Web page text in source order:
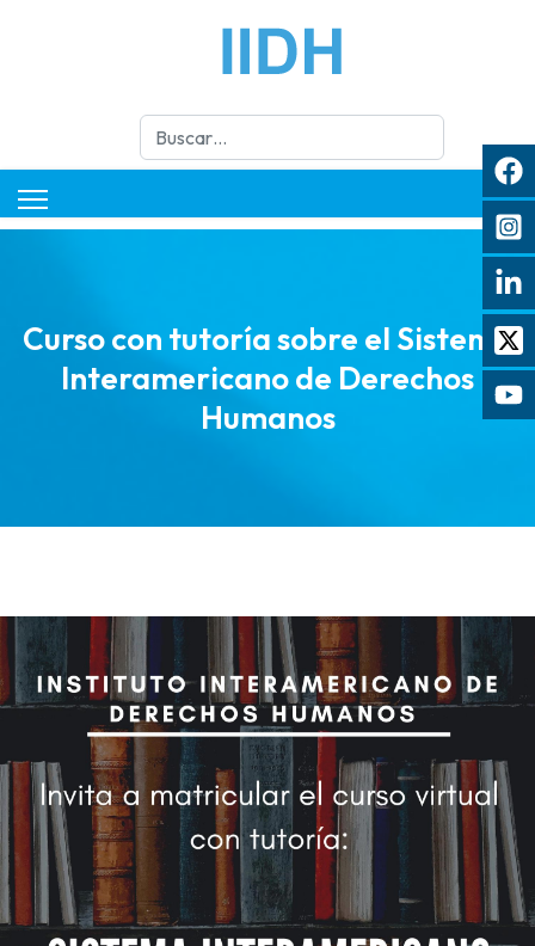
Buscar
Curso con tutoría sobre el Sistema
Interamericano de Derechos
Humanos